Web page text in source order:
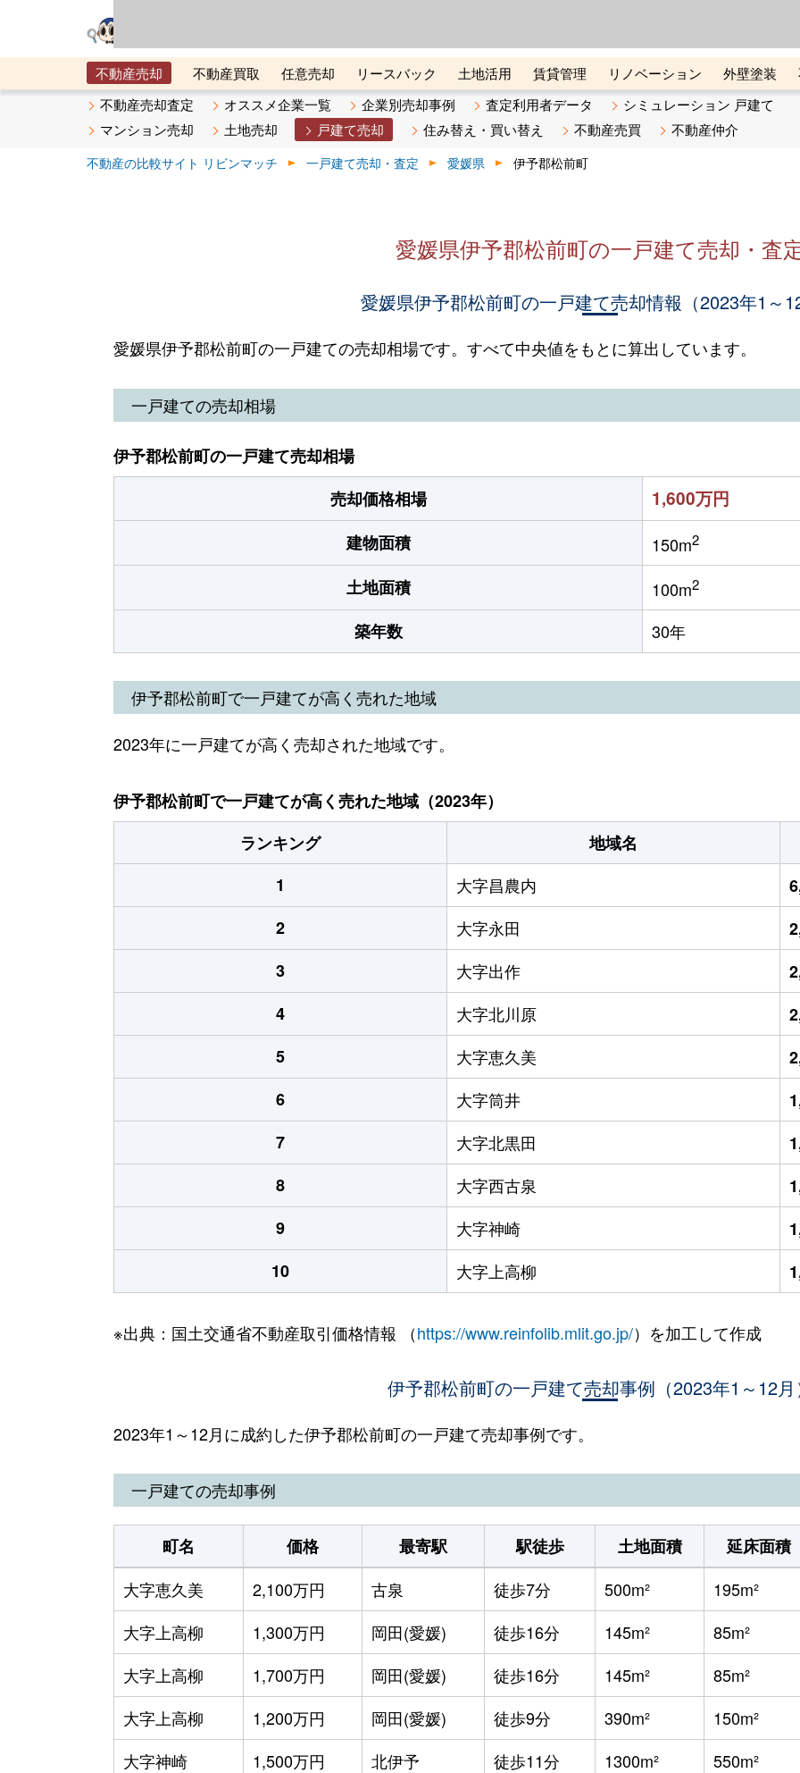
不動産売却 不動産買取 任意売却 リースバック 土地活用 賃貸管理 リノベーション 外壁塗装
メタ住宅展示場
ベスト不動産カンパニー オンライン講座 リビンマガジンBiz 不動産売却ご相談デスク
不動産売却査定 オススメ企業一覧 企業別売却事例 査定利用者データ
シミュレーション 戸建て
マンション売却
土地売却 戸建て売却 住み替え・買い替え 不動産売買 不動産仲介
不動産の比較サイト リビンマッチ 一戸建て売却・査定 愛媛県 伊予郡松前町
愛媛県伊予郡松前町の一戸建て売却・査
愛媛県伊予郡松前町の一戸建て売却情報（2023年1～12
愛媛県伊予郡松前町の一戸建ての売却相場です。すべて中央値をもとに算出しています。
一戸建ての売却相場
伊予郡松前町の一戸建て売却相場
売却価格相場
1,600万円
建物面積 150m2
土地面積 100m2
築年数 30年
伊予郡松前町で一戸建てが高く売れた地域
2023年に一戸建てが高く売却された地域です。
伊予郡松前町で一戸建てが高く売れた地域（2023年）
ランキング
地域名
1
大字昌農内
2
大字永田
3
大字出作
4
大字北川原
5
大字恵久美
6
大字筒井
7
大字北黒田
8
大字西古泉
9
大字神崎
10
大字上高柳
※出典：国土交通省不動産取引価格情報 （https://www.reinfolib.mlit.go.jp/）を加工して作成
伊予郡松前町の一戸建て売却事例（2023年1～12月
2023年1～12月に成約した伊予郡松前町の一戸建て売却事例です。
一戸建ての売却事例
町名 価格 最寄駅 駅徒歩 土地面積 延床面積
大字恵久美
2,100万円 古泉 徒歩7分 500m² 195m²
大字上高柳
1,300万円 岡田(愛媛) 徒歩16分 145m² 85m²
大字上高柳
1,700万円 岡田(愛媛) 徒歩16分 145m² 85m²
大字上高柳
1,200万円 岡田(愛媛) 徒歩9分 390m² 150m²
大字神崎
1,500万円 北伊予 徒歩11分 1300m² 550m²